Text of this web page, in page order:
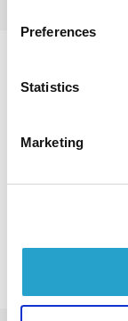
Preferences
Statistics
Marketing